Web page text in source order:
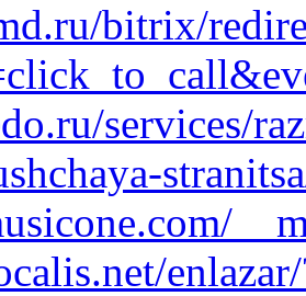
bitrix/
services/